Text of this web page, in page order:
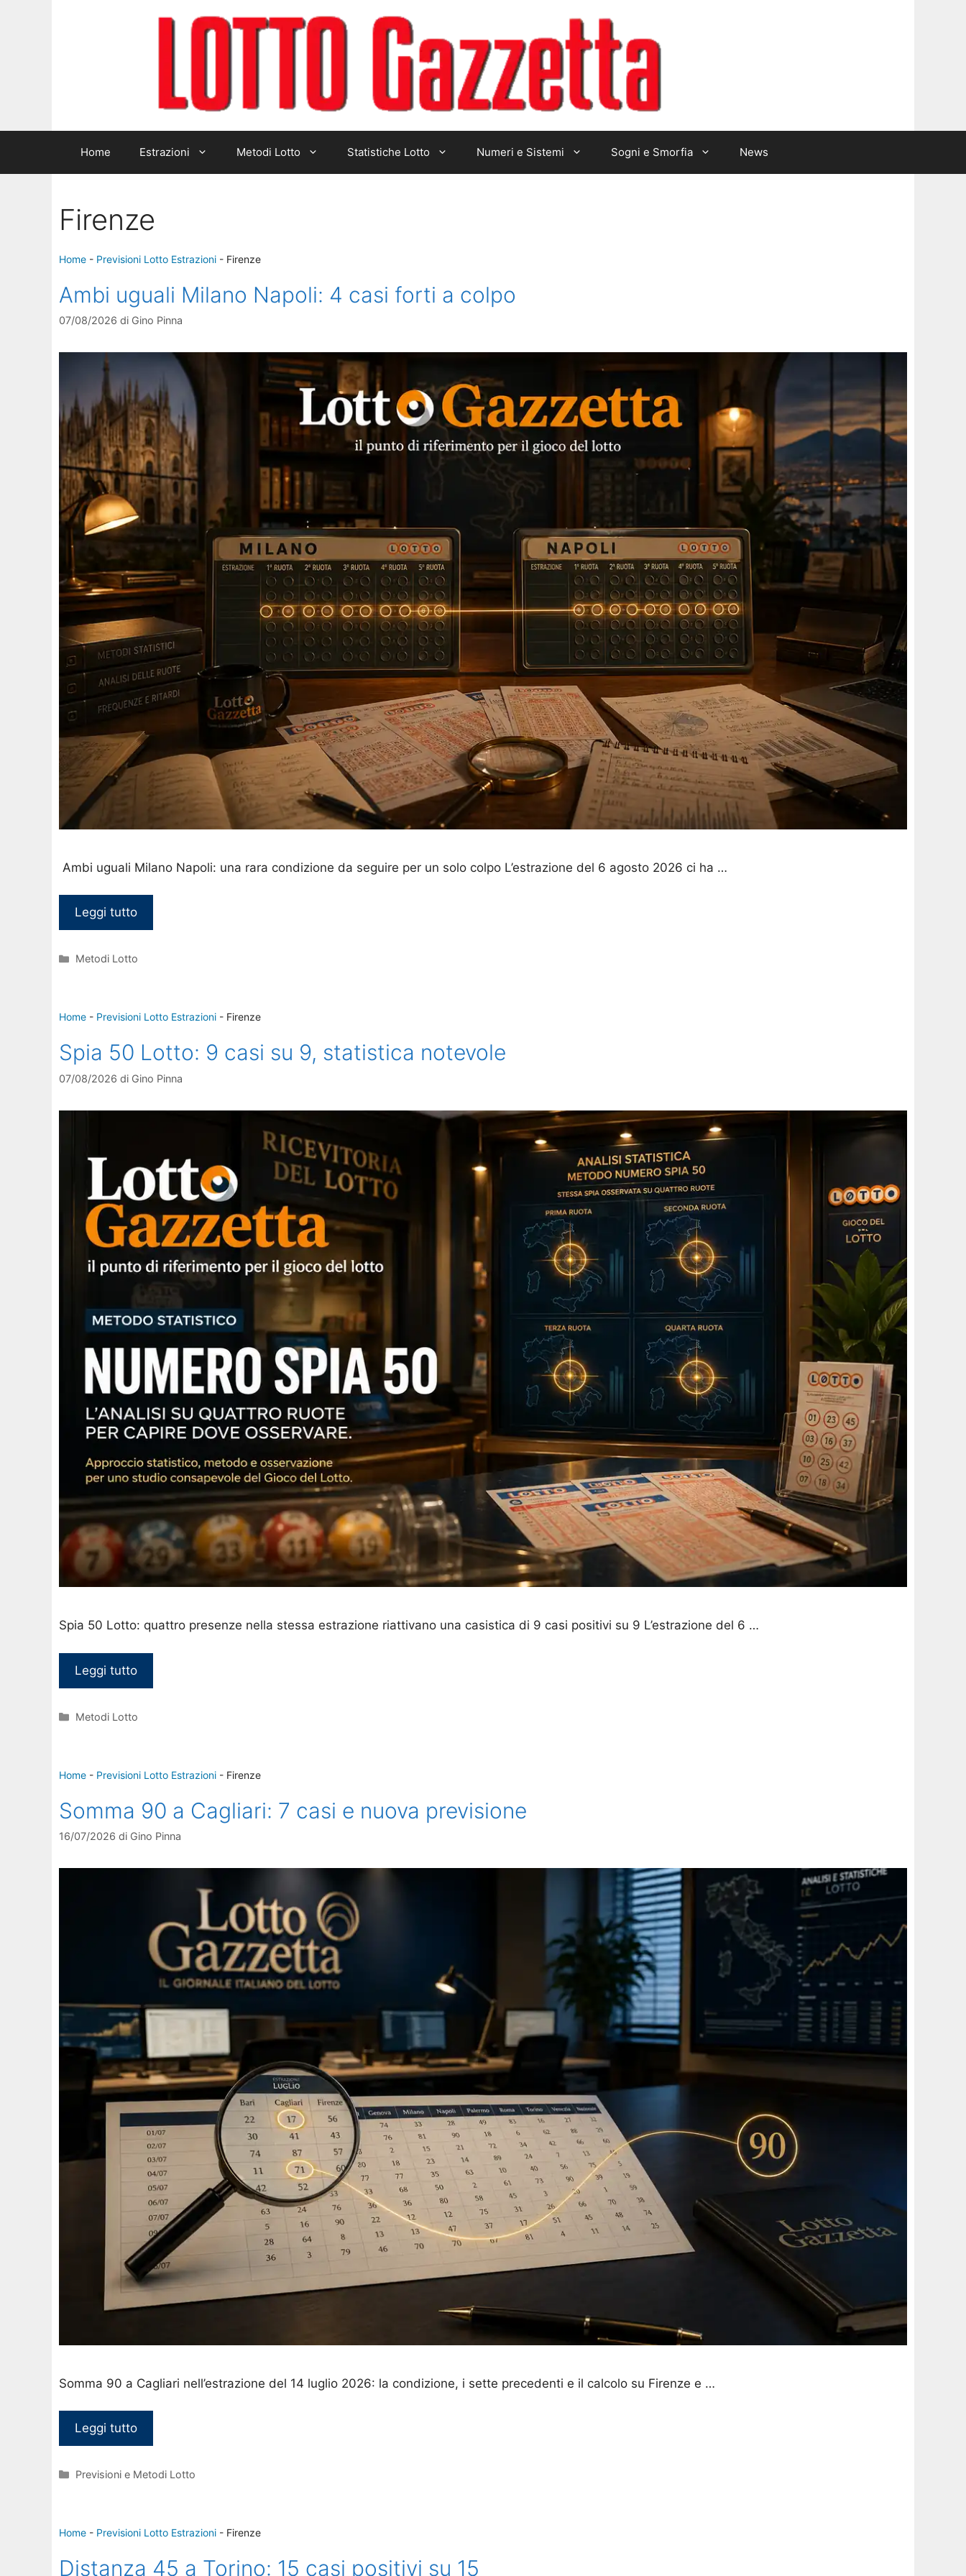
Home Estrazioni Metodi Lotto Statistiche Lotto Numeri e Sistemi Sogni e Smorfia News
Firenze
Home - Previsioni Lotto Estrazioni - Firenze
Ambi uguali Milano Napoli: 4 casi forti a colpo
07/08/2026 di Gino Pinna
Ambi uguali Milano Napoli: una rara condizione da seguire per un solo colpo L’estrazione del 6 agosto 2026 ci ha …
Leggi tutto
Categorie
Metodi Lotto
Home - Previsioni Lotto Estrazioni - Firenze
Spia 50 Lotto: 9 casi su 9, statistica notevole
07/08/2026 di Gino Pinna
Spia 50 Lotto: quattro presenze nella stessa estrazione riattivano una casistica di 9 casi positivi su 9 L’estrazione del 6 …
Leggi tutto
Categorie
Metodi Lotto
Home - Previsioni Lotto Estrazioni - Firenze
Somma 90 a Cagliari: 7 casi e nuova previsione
16/07/2026 di Gino Pinna
Somma 90 a Cagliari nell’estrazione del 14 luglio 2026: la condizione, i sette precedenti e il calcolo su Firenze e …
Leggi tutto
Categorie
Previsioni e Metodi Lotto
Home - Previsioni Lotto Estrazioni - Firenze
Distanza 45 a Torino: 15 casi positivi su 15